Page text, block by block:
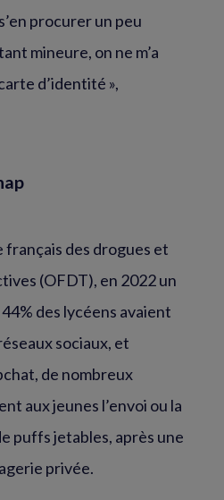
procurer un peu
mineure, on ne m’a
d’identité »,
français des drogues et
(OFDT), en 2022 un
des lycéens avaient
sociaux, et
de nombreux
aux jeunes l’envoi ou la
puffs jetables, après une
privée.